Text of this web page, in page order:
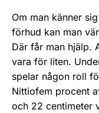
Om man känner
förhud kan man
Där får man hjälp.
vara för liten.
spelar någon roll
Nittiofem procent
och 22 centimeter